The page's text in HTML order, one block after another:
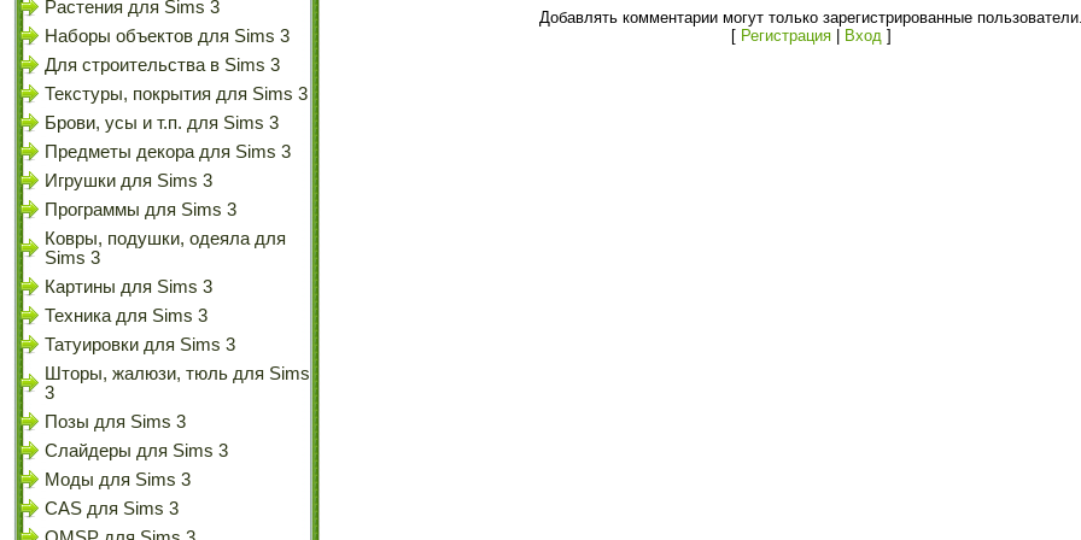
Растения для Sims 3
Наборы объектов для Sims 3
Для строительства в Sims 3
Текстуры, покрытия для Sims 3
Брови, усы и т.п. для Sims 3
Предметы декора для Sims 3
Игрушки для Sims 3
Программы для Sims 3
Ковры, подушки, одеяла для
Sims 3
Картины для Sims 3
Техника для Sims 3
Татуировки для Sims 3
Шторы, жалюзи, тюль для Sims
3
Позы для Sims 3
Слайдеры для Sims 3
Моды для Sims 3
CAS для Sims 3
Добавлять комментарии могут только зарегистрированные
[ Регистрация| Вход]